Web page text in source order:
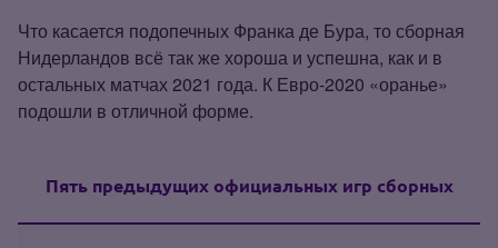
Что касается подопечных Франка де Бура, то сборная
Нидерландов всё так же хороша и успешна, как и в
остальных матчах 2021 года. К Евро‑2020 «оранье»
подошли в отличной форме.
Пять предыдущих официальных игр сборных